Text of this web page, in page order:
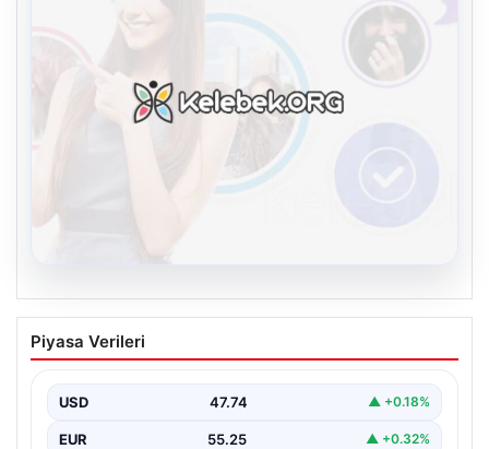
Kelebek chat adresi İle Sanal İletişimin
Seviyeli Adresi Ve Sohbet Deneyimi
kurması ciddi bir değer barındırmaktadır. Günümüzde
birçok…
Piyasa Verileri
USD 47.74 ▲ +0.18%
EUR 55.25 ▲ +0.32%